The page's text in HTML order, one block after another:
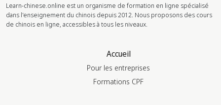
Learn-chinese.online est un organisme de formation en ligne spécialisé
dans l'enseignement du chinois depuis 2012. Nous proposons des cours
de chinois en ligne, accessibles à tous les niveaux.
Accueil
Pour les entreprises
Formations CPF